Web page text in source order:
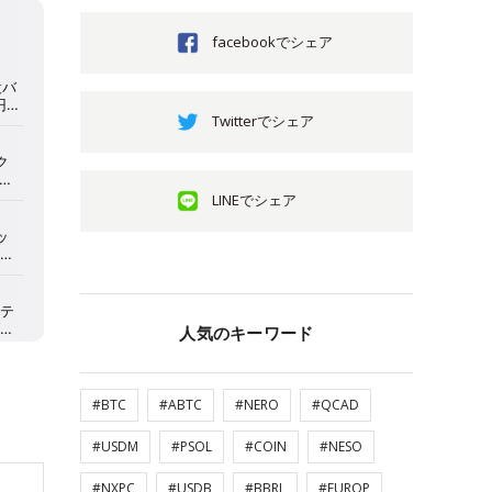
facebookでシェア
Twitterでシェア
LINEでシェア
人気のキーワード
#BTC #ABTC #NERO #QCAD
#USDM #PSOL #COIN #NESO
#NXPC #USDB #BBRL #EUROP